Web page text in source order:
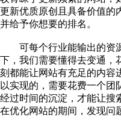
更新优质原创且具备价值的
并给予你想要的排名。
可每个行业能输出的资
下，我们需要懂得去变通，
刻都能让网站有充足的内容
以实现的，需要花费一个团
经过时间的沉淀，才能让搜
在优化网站的期间，发现问